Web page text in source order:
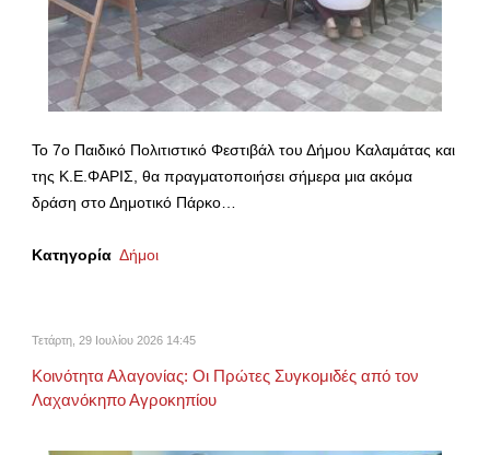
Το 7ο Παιδικό Πολιτιστικό Φεστιβάλ του Δήμου Καλαμάτας και
της Κ.Ε.ΦΑΡΙΣ, θα πραγματοποιήσει σήμερα μια ακόμα
δράση στο Δημοτικό Πάρκο…
Κατηγορία Δήμοι
Τετάρτη, 29 Ιουλίου 2026 14:45
Κοινότητα Αλαγονίας: Οι Πρώτες Συγκομιδές από τον
Λαχανόκηπο Αγροκηπίου